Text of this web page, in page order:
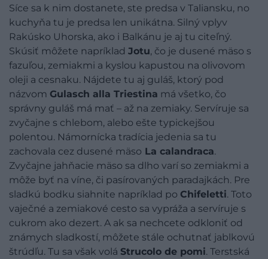
Síce sa k nim dostanete, ste predsa v Taliansku, no
kuchyňa tu je predsa len unikátna. Silný vplyv
Rakúsko Uhorska, ako i Balkánu je aj tu citeľný.
Skúsiť môžete napríklad Jotu, čo je dusené mäso s
fazuľou, zemiakmi a kyslou kapustou na olivovom
oleji a cesnaku. Nájdete tu aj guláš, ktorý pod
názvom Gulasch alla Triestina má všetko, čo
správny guláš má mať – až na zemiaky. Servíruje sa
zvyčajne s chlebom, alebo ešte typickejšou
polentou. Námornícka tradícia jedenia sa tu
zachovala cez dusené mäso La calandraca.
Zvyčajne jahňacie mäso sa dlho varí so zemiakmi a
môže byť na víne, či pasírovaných paradajkách. Pre
sladkú bodku siahnite napríklad po Chifeletti. Toto
vaječné a zemiakové cesto sa vypráža a servíruje s
cukrom ako dezert. A ak sa nechcete odkloniť od
známych sladkostí, môžete stále ochutnať jablkovú
štrúdľu. Tu sa však volá Strucolo de pomi. Terstská